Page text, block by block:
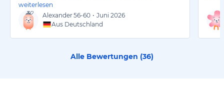
weiterlesen
Alexander56-60 • Juni 2026
Aus Deutschland
Alle Bewertungen (36)